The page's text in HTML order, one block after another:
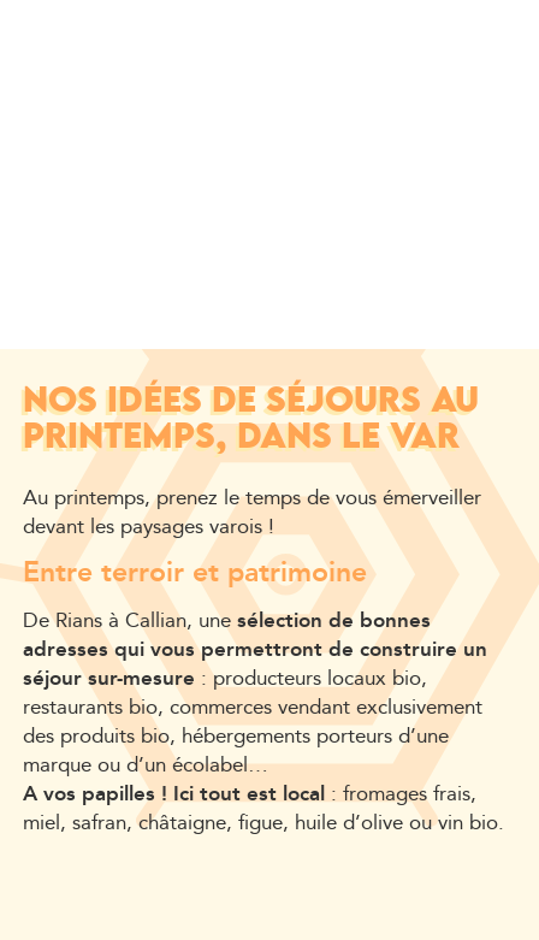
NOS IDÉES DE SÉJOURS AU
PRINTEMPS, DANS LE VAR
Au printemps, prenez le temps de vous émerveiller
devant les paysages varois !
Entre terroir et patrimoine
De Rians à Callian, unesélection de bonnes
adresses qui vous permettront de construire un
séjour sur-mesure : producteurs locaux bio,
restaurants bio, commerces vendant exclusivement
des produits bio, hébergements porteurs d’une
marque ou d’un écolabel…
A vos papilles ! Ici tout est local: fromages frais,
miel, safran, châtaigne, figue, huile d’olive ou vin bio.